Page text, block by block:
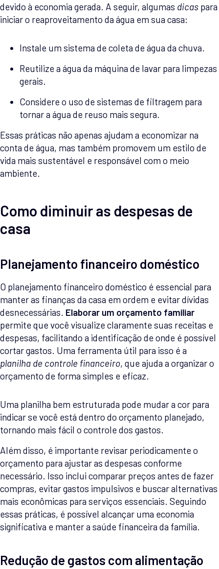
devido à economia gerada. A seguir, algumas dicas para
iniciar o reaproveitamento da água em sua casa:
Instale um sistema de coleta de água da chuva.
Reutilize a água da máquina de lavar para limpezas
gerais.
Considere o uso de sistemas de filtragem para
tornar a água de reuso mais segura.
Essas práticas não apenas ajudam a economizar na
conta de água, mas também promovem um estilo de
vida mais sustentável e responsável com o meio
ambiente.
Como diminuir as despesas de
casa
Planejamento financeiro doméstico
O planejamento financeiro doméstico é essencial para
manter as finanças da casa em ordem e evitar dívidas
desnecessárias. Elaborar um orçamento familiar
permite que você visualize claramente suas receitas e
despesas, facilitando a identificação de onde é possível
cortar gastos. Uma ferramenta útil para isso é a
planilha de controle financeiro, que ajuda a organizar o
orçamento de forma simples e eficaz.
Uma planilha bem estruturada pode mudar a cor para
indicar se você está dentro do orçamento planejado,
tornando mais fácil o controle dos gastos.
Além disso, é importante revisar periodicamente o
orçamento para ajustar as despesas conforme
necessário. Isso inclui comparar preços antes de fazer
compras, evitar gastos impulsivos e buscar alternativas
mais econômicas para serviços essenciais. Seguindo
essas práticas, é possível alcançar uma economia
significativa e manter a saúde financeira da família.
Redução de gastos com alimentação